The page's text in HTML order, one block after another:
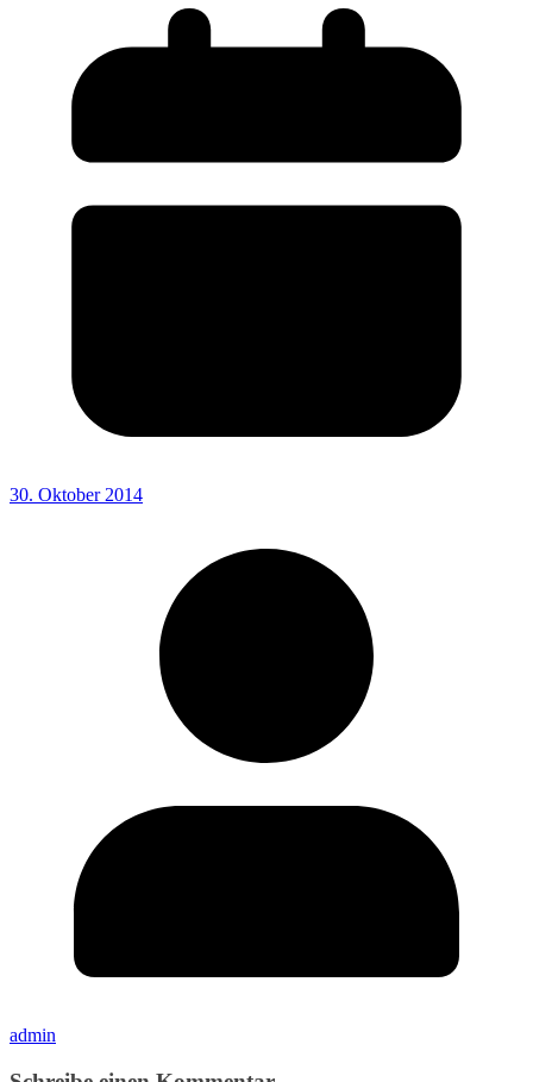
30. Oktober 2014
admin